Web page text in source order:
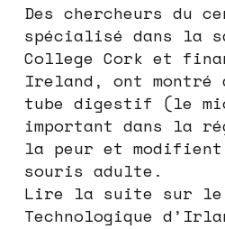
Des chercheurs du
spécialisé dans la
College Cork et
Ireland, ont montré
tube digestif (le
important dans la
la peur et modifient
souris adulte.
Lire la suite sur
Technologique